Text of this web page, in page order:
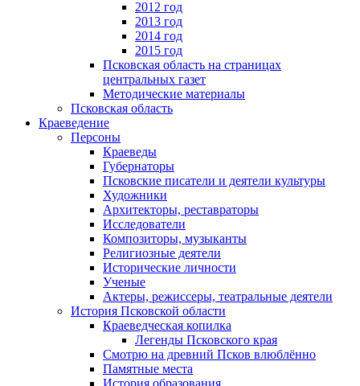
2012 год
2013 год
2014 год
2015 год
Псковская область на страницах
центральных газет
Методические материалы
Псковская область
Краеведение
Персоны
Краеведы
Губернаторы
Псковские писатели и деятели культуры
Художники
Архитекторы, реставраторы
Исследователи
Композиторы, музыканты
Религиозные деятели
Исторические личности
Ученые
Актеры, режиссеры, театральные деятели
История Псковской области
Краеведческая копилка
Легенды Псковского края
Смотрю на древний Псков влюблённо
Памятные места